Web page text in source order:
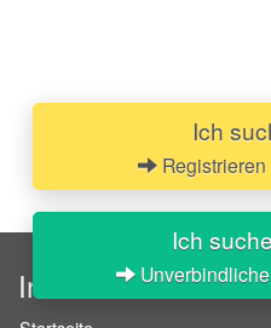
Ich
Ich
Registrieren
InStaff